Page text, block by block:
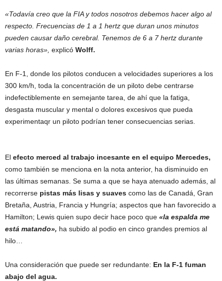
«Todavía creo que la FIA y todos nosotros debemos hacer algo al
respecto. Frecuencias de 1 a 1 hertz que duran unos minutos
pueden causar daño cerebral. Tenemos de 6 a 7 hertz durante
varias horas», explicó Wolff.
En F-1, donde los pilotos conducen a velocidades superiores a los
300 km/h, toda la concentración de un piloto debe centrarse
indefectiblemente en semejante tarea, de ahí que la fatiga,
desgasta muscular y mental o dolores excesivos que pueda
experimentaqr un piloto podrían tener consecuencias serias.
El efecto merced al trabajo incesante en el equipo Mercedes,
como también se menciona en la nota anterior, ha disminuido en
las últimas semanas. Se suma a que se haya atenuado además, al
recorrerse pistas más lisas y suaves como las de Canadá, Gran
Bretaña, Austria, Francia y Hungría; aspectos que han favorecido a
Hamilton; Lewis quien supo decir hace poco que «la espalda me
está matando», ha subido al podio en cinco grandes premios al
hilo…
Una consideración que puede ser redundante: En la F-1 fuman
abajo del agua.